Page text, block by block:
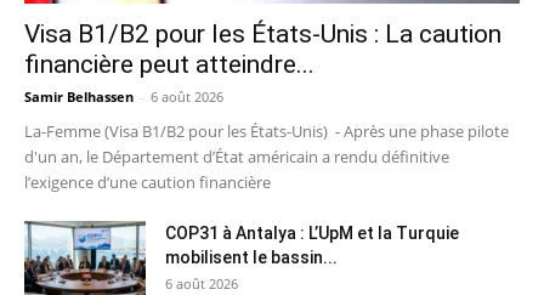
Visa B1/B2 pour les États-Unis : La caution
financière peut atteindre...
Samir Belhassen - 6 août 2026
La-Femme (Visa B1/B2 pour les États-Unis) - Après une phase pilote
d'un an, le Département d’État américain a rendu définitive
l’exigence d’une caution financière
COP31 à Antalya : L’UpM et la Turquie
mobilisent le bassin...
6 août 2026